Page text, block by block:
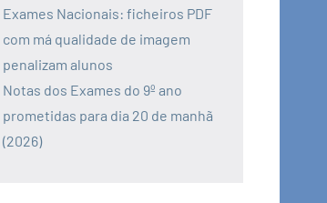
Exames Nacionais: ficheiros PDF
com má qualidade de imagem
penalizam alunos
Notas dos Exames do 9º ano
prometidas para dia 20 de manhã
(2026)